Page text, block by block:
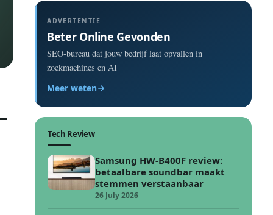
ADVERTENTIE
Beter Online Gevonden
SEO-bureau dat jouw bedrijf laat opvallen in
zoekmachines en AI
Meer weten
Tech Review
Samsung HW-B400F review:
betaalbare soundbar maakt
stemmen verstaanbaar
26 July 2026